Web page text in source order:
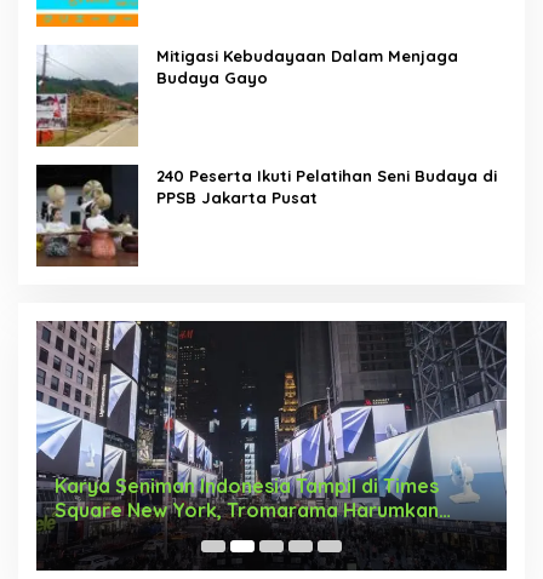
Mitigasi Kebudayaan Dalam Menjaga
Budaya Gayo
240 Peserta Ikuti Pelatihan Seni Budaya di
PPSB Jakarta Pusat
Karya Seniman Indonesia Tampil di Times
Square New York, Tromarama Harumkan
Nama Bangsa